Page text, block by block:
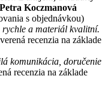
Petra Koczmanová
s objednávkou)
a materiál kvalitní.
recenzia na základe
komunikácia, doručenie
recenzia na základe